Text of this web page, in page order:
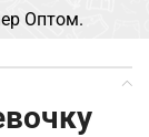
Оптом.